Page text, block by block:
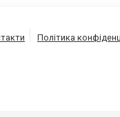
Політика